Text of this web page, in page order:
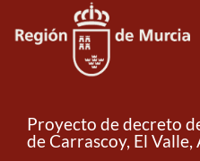
Proyecto de decreto
de Carrascoy, El